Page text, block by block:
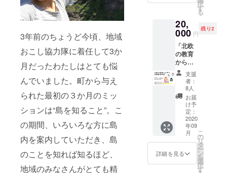
3年前のちょうど今頃、地域
おこし協力隊に着任して3か
月だったわたしはとても悩
んでいました。町から与え
られた最初の３か月のミッ
ションは“島を知ること”。こ
の期間、いろいろな方に島
内を案内していただき、島
のことを知れば知るほど、
地域のみなさんがとても精
限：
2021年
2月末ま
で ▶
ビーチ
クリー
ンにご
参加い
ただけ
る場合
は、
メール
にて日
程調整
をお願
しま
す。 ▶
め、
メール
にてお
送りい
たしま
す。 ▶
うじじ
きれい
団のマ
イクロ
プラス
チック
教材用
キット
（ガラ
り） ▶
有効期
経済新
聞社）
▶島の
有志の
高校生
チーム
しぃく
りぶが
つくっ
た「沖
永良部
島マッ
プ」
（一般
社団法
人リ
バース
のコー
の野菜
がメイ
ンの
コース
▶島の
工芸品
がメイ
ンの
コース
▶黒糖
焼酎が
メイン
のコー
永良部
島の魅
力が
択
す
る
20,
000 円
残り2
「北欧
の教育
から学
ぶe.lab
長期教
育研
修」
（学生
限定）
▶島で
のキャ
ンプの
企画や
e.labの
カリ
キュラ
支援
者：
8人
お届
け予
定：
2020
年09
月
詳細を見る
こ
の
リ
タ
ー
ン
を
選
択
す